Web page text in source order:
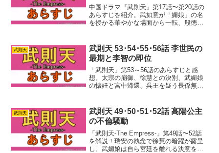
中国ドラマ『武則天』第17話〜第20話の
あらすじを紹介。武如意が「媚娘」の名
を授かる華やかな場面から一転、殷徳妃
「武氏が唐を滅ぼす」という不吉な予言
と、それに便乗して武媚娘の排除を企む
韋貴妃の暗躍に注目です。
武則天
武則天 53･54･55･56話 李世民の
最期と李智の即位
「武則天」第53～56話のあらすじと感
想。太宗の崩御、徐慧との決別、武媚娘
の懐妊と宮中帰還、呉王を疑う長孫無忌
武則天
武則天 49･50･51･52話 高陽公主
の不倫騒動
「武則天-The Empress-」第49話〜52話
を解説！瑞安の執念で徐慧の暗躍が露呈
し、武媚娘は自ら宮廷を離れる決意を固